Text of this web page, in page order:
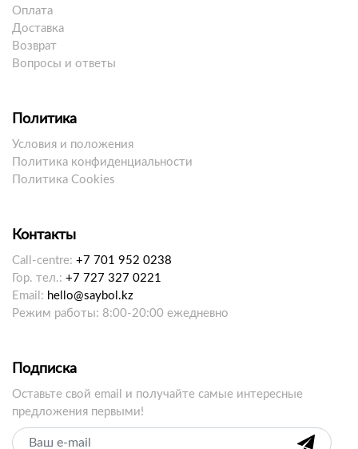
Оплата
Доставка
Возврат
Вопросы и ответы
Политика
Условия и положения
Политика конфиденциальности
Политика Cookies
Контакты
Call-centre: +7 701 952 0238
Гор. тел.: +7 727 327 0221
Email: hello@saybol.kz
Режим работы: 8:00-20:00 ежедневно
Подписка
Оставьте свой email и получайте самые интересные
предложения первыми!